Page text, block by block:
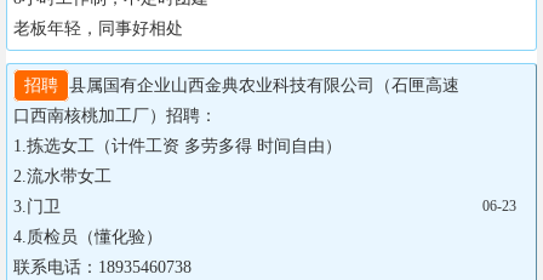
老板年轻，同事好相处
招聘 县属国有企业山西金典农业科技有限公司（石匣高速
口西南核桃加工厂）招聘：
1.拣选女工（计件工资 多劳多得 时间自由）
2.流水带女工
3.门卫
4.质检员（懂化验）
联系电话：18935460738
06-23